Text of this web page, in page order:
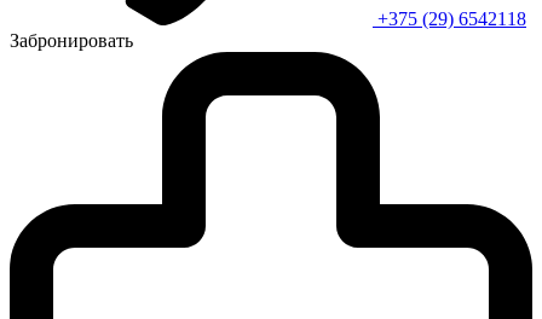
+375 (29) 6542118
Забронировать